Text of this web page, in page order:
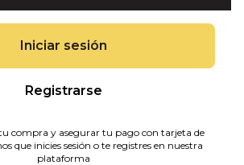
Iniciar sesión
Registrarse
compra y asegurar tu pago con tarjeta de
que inicies sesión o te registres en nuestra
plataforma